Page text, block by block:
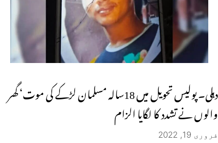
دہلی۔ پولیس تحویل میں 18سالہ مسلمان لڑکے کی موت‘ گھر
والوں نے تشدد کا لگایا الزام
فروری 19, 2022